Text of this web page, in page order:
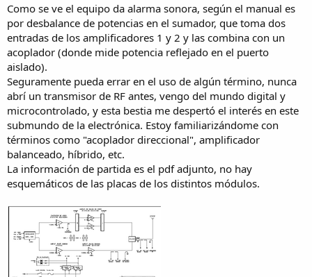
Como se ve el equipo da alarma sonora, según el manual es
por desbalance de potencias en el sumador, que toma dos
entradas de los amplificadores 1 y 2 y las combina con un
acoplador (donde mide potencia reflejado en el puerto
aislado).
Seguramente pueda errar en el uso de algún término, nunca
abrí un transmisor de RF antes, vengo del mundo digital y
microcontrolado, y esta bestia me despertó el interés en este
submundo de la electrónica. Estoy familiarizándome con
términos como "acoplador direccional", amplificador
balanceado, híbrido, etc.
La información de partida es el pdf adjunto, no hay
esquemáticos de las placas de los distintos módulos.